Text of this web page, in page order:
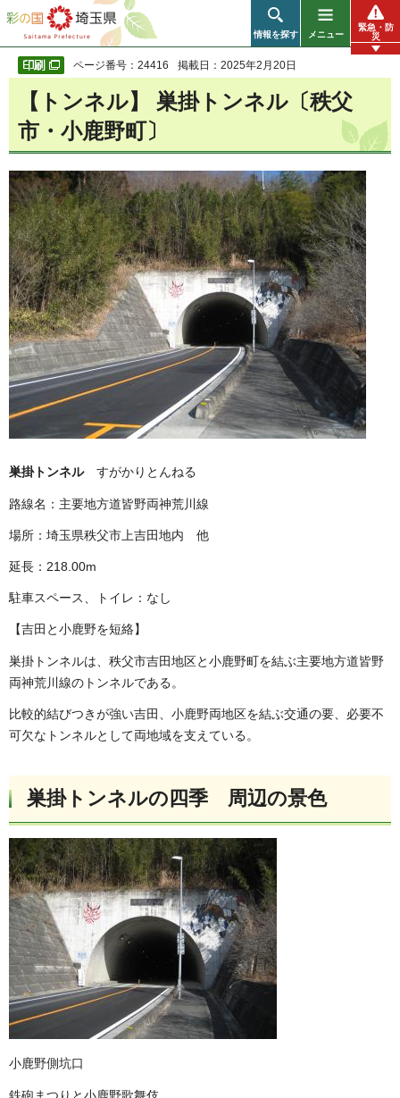
彩の国 埼玉県
情報を探す メニュー
緊急・防
災
ページ番号：24416 掲載日：2025年2月20日
【トンネル】 巣掛トンネル〔秩父
市・小鹿野町〕
巣掛トンネル すがかりとんねる
路線名：主要地方道皆野両神荒川線
場所：埼玉県秩父市上吉田地内 他
延長：218.00m
駐車スペース、トイレ：なし
【吉田と小鹿野を短絡】
巣掛トンネルは、秩父市吉田地区と小鹿野町を結ぶ主要地方道皆野
両神荒川線のトンネルである。
比較的結びつきが強い吉田、小鹿野両地区を結ぶ交通の要、必要不
可欠なトンネルとして両地域を支えている。
巣掛トンネルの四季 周辺の景色
小鹿野側坑口
鉄砲まつりと小鹿野歌舞伎